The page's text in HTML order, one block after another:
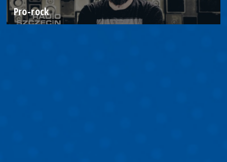
Pro-rock